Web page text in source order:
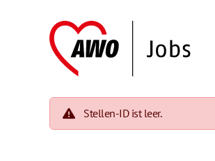
Stellen-ID ist leer.